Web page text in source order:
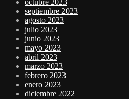
octubre 2023
septiembre 2023
agosto 2023
julio 2023
junio 2023
mayo 2023
abril 2023
marzo 2023
febrero 2023
enero 2023
diciembre 2022